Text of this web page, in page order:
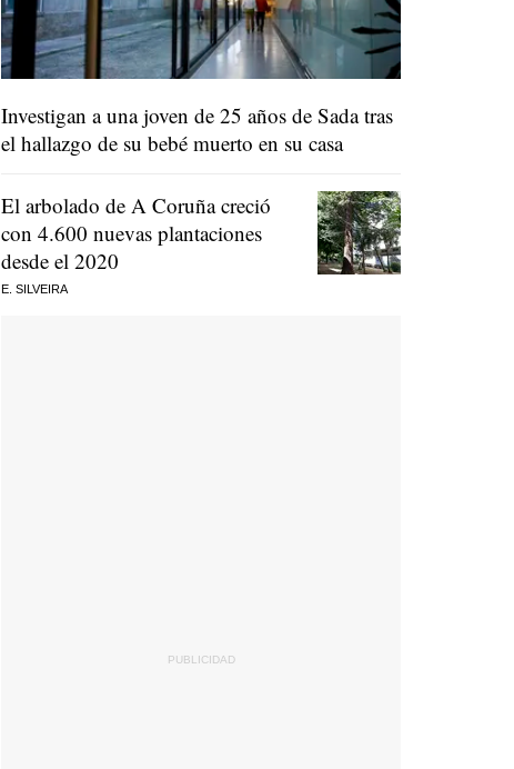
Investigan a una joven de 25 años de Sada tras
el hallazgo de su bebé muerto en su casa
El arbolado de A Coruña creció
con 4.600 nuevas plantaciones
desde el 2020
E. SILVEIRA